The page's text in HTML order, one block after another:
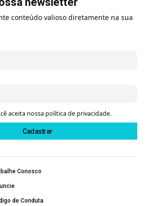
conteúdo valioso diretamente na sua
aceita nossa política de privacidade.
Conosco
de Conduta